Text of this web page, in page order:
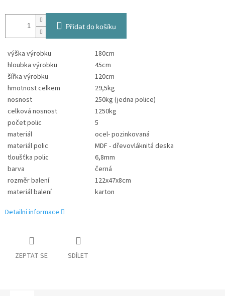
Přidat do košíku
výška výrobku
180cm
hloubka výrobku
45cm
šířka výrobku
120cm
hmotnost celkem
29,5kg
nosnost
250kg (jedna police)
celková nosnost
1250kg
počet polic
5
materiál
ocel- pozinkovaná
materiál polic
MDF - dřevovláknitá deska
tloušťka polic
6,8mm
barva
černá
rozměr balení
122x47x8cm
materiál balení
karton
Detailní informace
ZEPTAT SE SDÍLET